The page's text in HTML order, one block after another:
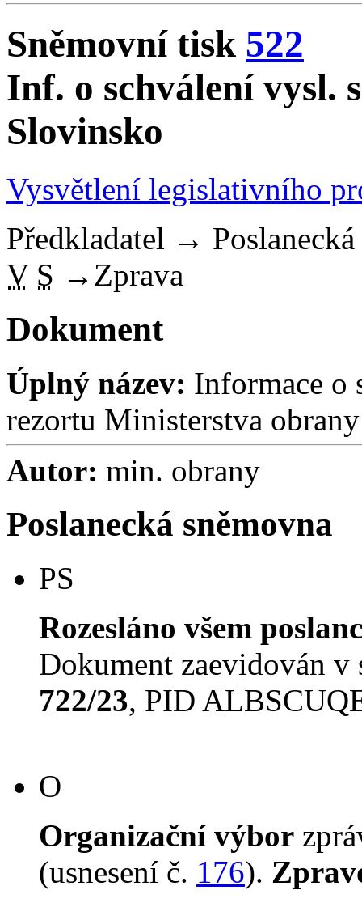
Sněmovní tisk 522
Inf. o schválení vysl.
Slovinsko
Vysvětlení legislativního
Předkladatel →
V S → Zprava
Dokument
Úplný název: Informace o
rezortu Ministerstva
Autor: min. obrany
Poslanecká sněmovna
PS
Rozesláno všem
Dokument zaevidován v
722/23, PID
O
Organizační výbor
(usnesení č. 176).